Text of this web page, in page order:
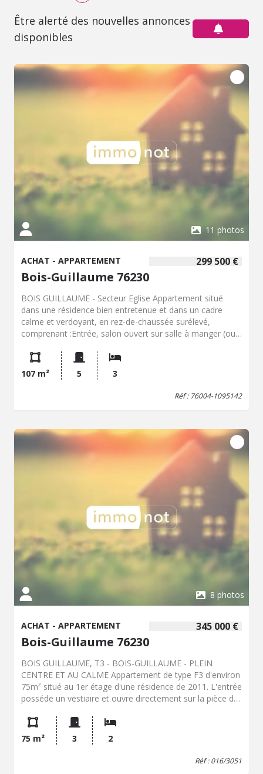
Être alerté des nouvelles annonces
disponibles
11 photos
299 500 €
ACHAT - APPARTEMENT
Bois-Guillaume 76230
BOIS GUILLAUME - Secteur Eglise Appartement situé
dans une résidence bien entretenue et dans un cadre
calme et verdoyant, en rez-de-chaussée surélevé,
comprenant :Entrée, salon ouvert sur salle à manger (ou
cuisine aménagée et équipée, un couloir avec placards
desservant trois chambres, une salle de bains avec W.C,
une salle de douche et un W.C indépendant. En annexe,
une cave en sous-sol et un emplacement de parking
décoration globale), refait à neuf il y a environ 4 ans,
décoration parfaitement neutre, AUCUN TRAVAUX A
PREVOIR. Bien vendu soumis au statut de la copropriété
Le montant des charges annuelles est de 4640€ Pas de
procédure en cours dans la copropriété Les informations
sur les risques auxquels ce bien est exposé sont
disponibles sur le site Géorisques : www. georisques.
107 m² 5 3
Réf : 76004-1095142
8 photos
345 000 €
ACHAT - APPARTEMENT
Bois-Guillaume 76230
BOIS GUILLAUME, T3 - BOIS-GUILLAUME - PLEIN
CENTRE ET AU CALME Appartement de type F3 d'environ
75m² situé au 1er étage d'une résidence de 2011. L'entrée
posséde un vestiaire et ouvre directement sur la pièce de
équipée de chez OIKOS. Le large balcon d'environ 15m²
apporte un espace supplémentaire ou un salon de jardin
pourra être installé. L'exposition Sud-ouest donne une
belle luminosité. Deux chambres, dont une avec dressing,
75 m² 3 2
Réf : 016/3051